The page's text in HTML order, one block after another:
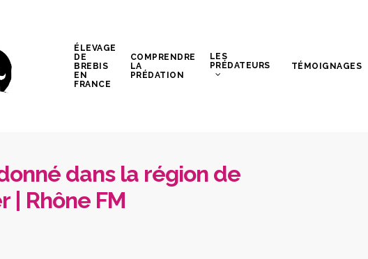
ÉLEVAGE
DE
BREBIS
EN
FRANCE
COMPRENDRE
LA
PRÉDATION
LES
PRÉDATEURS
TÉMOIGNAGES
dans la région de
| Rhône FM